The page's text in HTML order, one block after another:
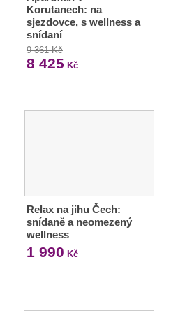
Korutanech: na
sjezdovce, s wellness a
snídaní
9 361 Kč
8 425 Kč
Relax na jihu Čech:
snídaně a neomezený
wellness
1 990 Kč